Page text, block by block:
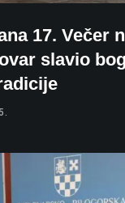
17. Večer
slavio